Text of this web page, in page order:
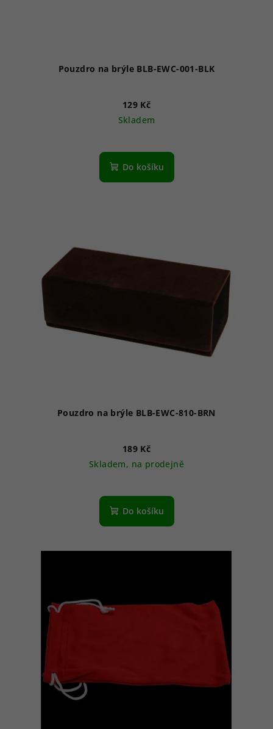
Pouzdro na brýle BLB-EWC-001-BLK
129 Kč
Skladem
Do košíku
Pouzdro na brýle BLB-EWC-810-BRN
189 Kč
Skladem, na prodejně
Do košíku